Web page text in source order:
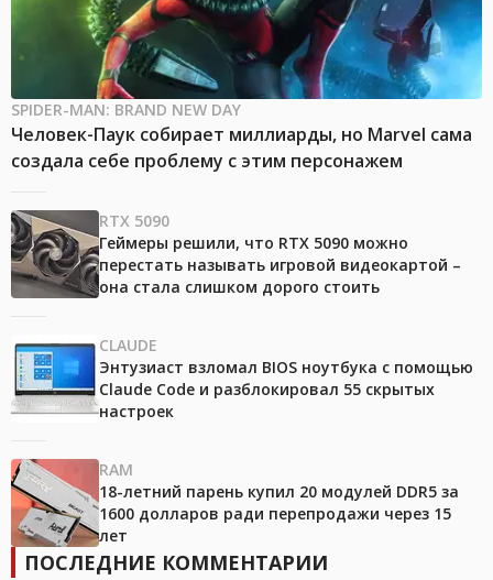
SPIDER-MAN: BRAND NEW DAY
Человек-Паук собирает миллиарды, но Marvel сама
создала себе проблему с этим персонажем
RTX 5090
Геймеры решили, что RTX 5090 можно
перестать называть игровой видеокартой –
она стала слишком дорого стоить
CLAUDE
Энтузиаст взломал BIOS ноутбука с помощью
Claude Code и разблокировал 55 скрытых
настроек
RAM
18-летний парень купил 20 модулей DDR5 за
1600 долларов ради перепродажи через 15
лет
ПОСЛЕДНИЕ КОММЕНТАРИИ